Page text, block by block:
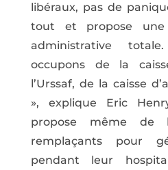
libéraux, pas de
tout et propose
administrative
occupons de la
l’Urssaf, de la caisse
», explique Eric
propose même de
remplaçants pour
pendant leur